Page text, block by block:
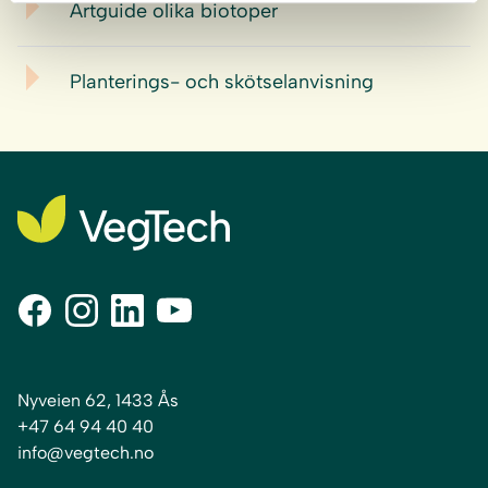
Artguide olika biotoper
Planterings- och skötselanvisning
Nyveien 62, 1433 Ås
+47 64 94 40 40
info@vegtech.no